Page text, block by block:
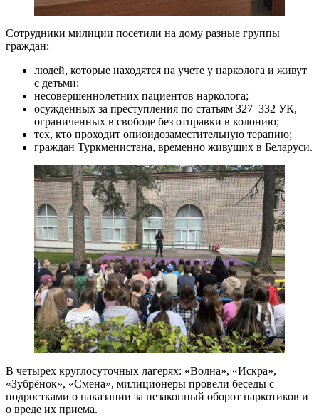
Сотрудники милиции посетили на дому разные группы
граждан:
людей, которые находятся на учете у нарколога и живут
с детьми;
несовершеннолетних пациентов нарколога;
осужденных за преступления по статьям 327–332 УК,
ограниченных в свободе без отправки в колонию;
тех, кто проходит опиоидозаместительную терапию;
граждан Туркменистана, временно живущих в Беларуси.
В четырех круглосуточных лагерях: «Волна», «Искра»,
«Зубрёнок», «Смена», милиционеры провели беседы с
подростками о наказании за незаконный оборот наркотиков и
о вреде их приема.